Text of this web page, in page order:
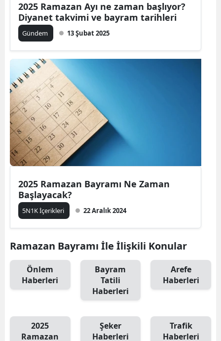
2025 Ramazan Ayı ne zaman başlıyor?
Diyanet takvimi ve bayram tarihleri
Gündem 13 Şubat 2025
2025 Ramazan Bayramı Ne Zaman
Başlayacak?
5N1K İçerikleri 22 Aralık 2024
Ramazan Bayramı İle İlişkili Konular
Önlem
Haberleri
Bayram
Tatili
Haberleri
Arefe
Haberleri
2025
Ramazan
Şeker
Haberleri
Trafik
Haberleri